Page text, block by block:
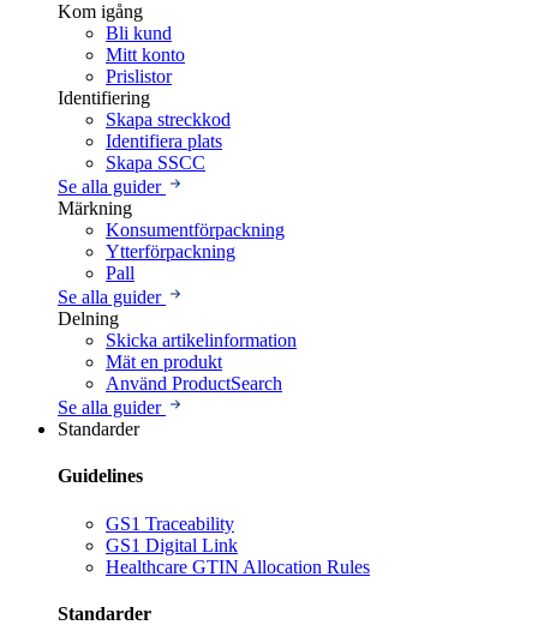
Kom igång
Bli kund
Mitt konto
Prislistor
Identifiering
Skapa streckkod
Identifiera plats
Skapa SSCC
Se alla guider
Märkning
Konsumentförpackning
Ytterförpackning
Pall
Se alla guider
Delning
Skicka artikelinformation
Mät en produkt
Använd ProductSearch
Se alla guider
Standarder
Guidelines
GS1 Traceability
GS1 Digital Link
Healthcare GTIN Allocation Rules
Standarder